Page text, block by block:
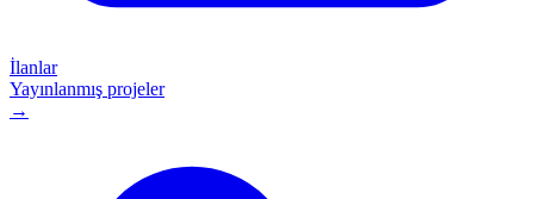
İlanlar
Yayınlanmış projeler
→